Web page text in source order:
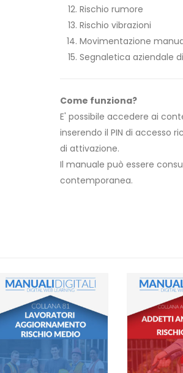
Rischio rumore
Rischio vibrazioni
Movimentazione
Segnaletica aziendale
Come funziona?
E' possibile accedere ai
inserendo il PIN di accesso
di attivazione.
Il manuale può essere
contemporanea.